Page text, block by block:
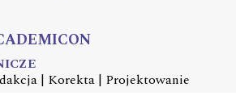
| Korekta | Projektowanie